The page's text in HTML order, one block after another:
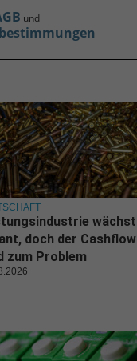
und
wächst
doch der Cashflow
zum Problem